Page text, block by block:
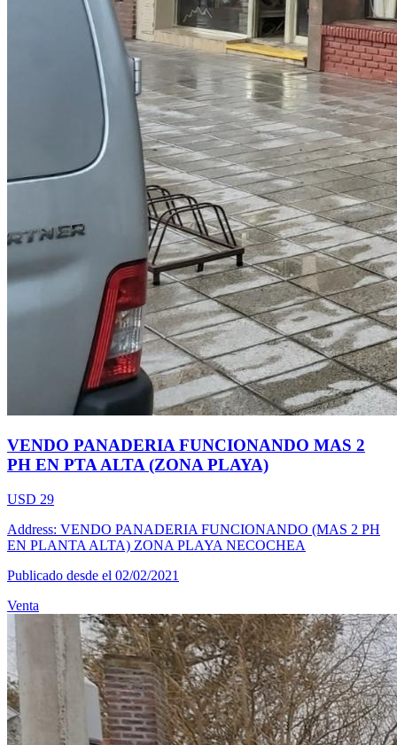
VENDO PANADERIA FUNCIONANDO MAS 2
PH EN PTA ALTA (ZONA PLAYA)
USD 29
Address: VENDO PANADERIA FUNCIONANDO (MAS 2 PH
EN PLANTA ALTA) ZONA PLAYA NECOCHEA
Publicado desde el 02/02/2021
Venta